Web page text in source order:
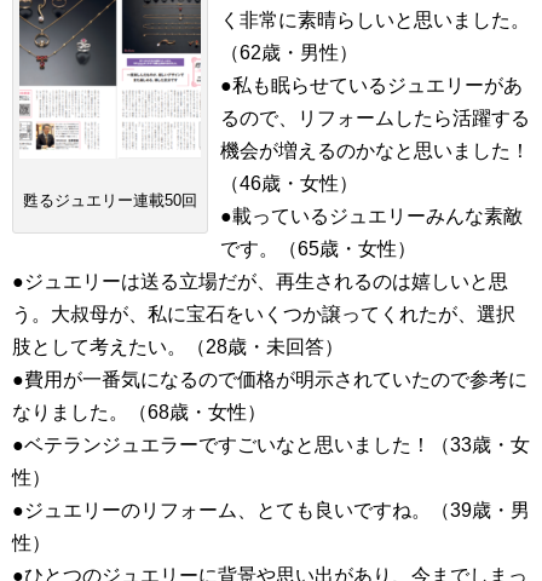
甦るジュエリー連載50回
く非常に素晴らしいと思いました。
（62歳・男性）
●私も眠らせているジュエリーがあ
るので、リフォームしたら活躍する
機会が増えるのかなと思いました！
（46歳・女性）
●載っているジュエリーみんな素敵
です。（65歳・女性）
●ジュエリーは送る立場だが、再生されるのは嬉しいと思
う。大叔母が、私に宝石をいくつか譲ってくれたが、選択
肢として考えたい。（28歳・未回答）
●費用が一番気になるので価格が明示されていたので参考に
なりました。（68歳・女性）
●ベテランジュエラーですごいなと思いました！（33歳・女
性）
●ジュエリーのリフォーム、とても良いですね。（39歳・男
性）
●ひとつのジュエリーに背景や思い出があり、今までしまっ